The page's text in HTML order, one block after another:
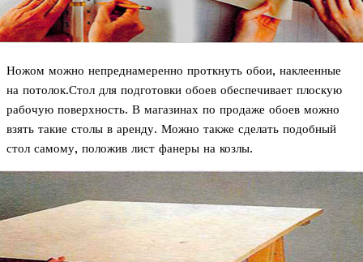
Ножом можно непреднамеренно проткнуть обои, наклеенные
на потолок.Стол для подготовки обоев обеспечивает плоскую
рабочую поверхность. В магазинах по продаже обоев можно
взять такие столы в аренду. Можно также сделать подобный
стол самому, положив лист фанеры на козлы.